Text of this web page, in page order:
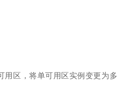
用区，将单可用区实例变更为多